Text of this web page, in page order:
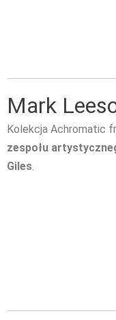
Mark
Kolekcja Achromatic
zespołu
Giles.